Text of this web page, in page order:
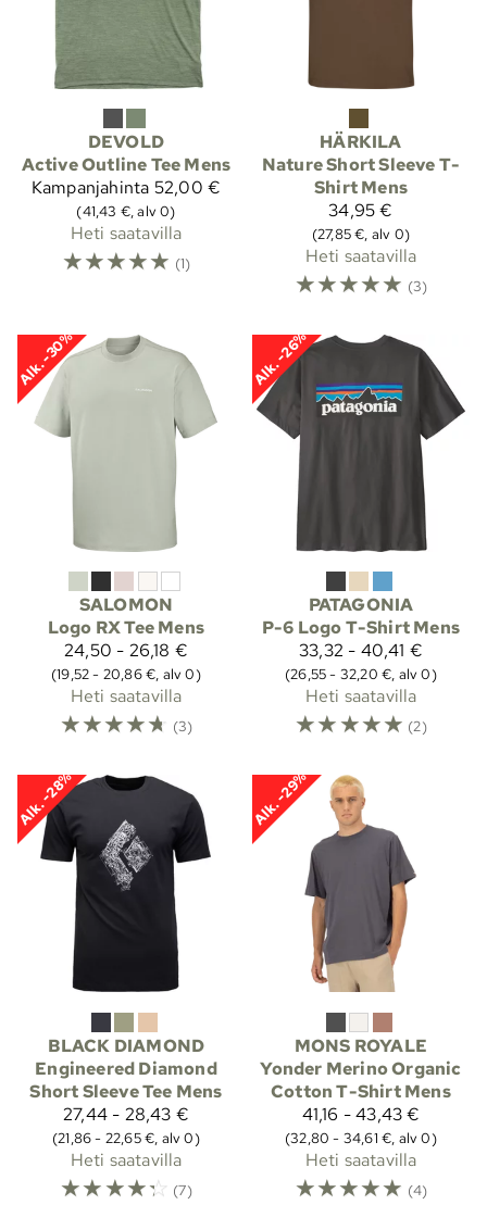
DEVOLD
Active Outline Tee Mens
Kampanjahinta 52,00 €
(41,43 €, alv 0)
Heti saatavilla
☆☆☆☆☆ (1)
HÄRKILA
Nature Short Sleeve T-
Shirt Mens
34,95 €
(27,85 €, alv 0)
Heti saatavilla
☆☆☆☆☆ (3)
Alk. -30%
SALOMON
Logo RX Tee Mens
24,50 - 26,18 €
(19,52 - 20,86 €, alv 0)
Heti saatavilla
☆☆☆☆☆ (3)
Alk. -26%
PATAGONIA
P-6 Logo T-Shirt Mens
33,32 - 40,41 €
(26,55 - 32,20 €, alv 0)
Heti saatavilla
☆☆☆☆☆ (2)
Alk. -28%
BLACK DIAMOND
Engineered Diamond
Short Sleeve Tee Mens
27,44 - 28,43 €
(21,86 - 22,65 €, alv 0)
Heti saatavilla
☆☆☆☆☆ (7)
Alk. -29%
MONS ROYALE
Yonder Merino Organic
Cotton T-Shirt Mens
41,16 - 43,43 €
(32,80 - 34,61 €, alv 0)
Heti saatavilla
☆☆☆☆☆ (4)